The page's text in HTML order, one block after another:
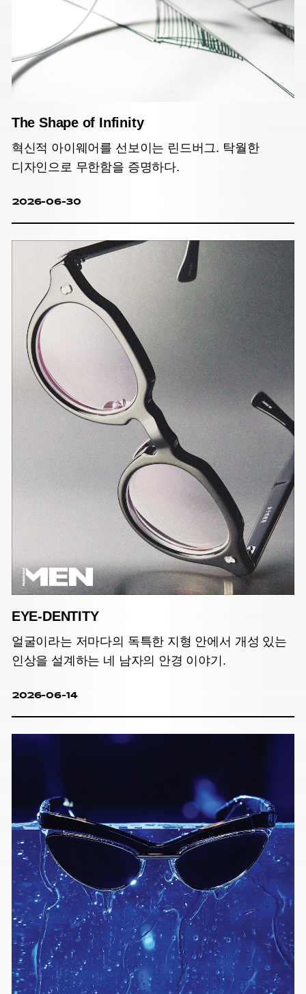
The Shape of Infinity
혁신적 아이웨어를 선보이는 린드버그. 탁월한
디자인으로 무한함을 증명하다.
2026-06-30
EYE-DENTITY
얼굴이라는 저마다의 독특한 지형 안에서 개성 있는
인상을 설계하는 네 남자의 안경 이야기.
2026-06-14